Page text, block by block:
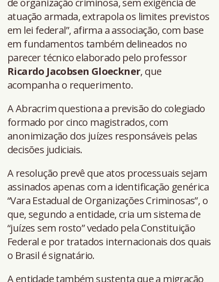
de organização criminosa, sem exigência de
atuação armada, extrapola os limites previstos
em lei federal”, afirma a associação, com base
em fundamentos também delineados no
parecer técnico elaborado pelo professor
Ricardo Jacobsen Gloeckner, que
acompanha o requerimento.
A Abracrim questiona a previsão do colegiado
formado por cinco magistrados, com
anonimização dos juízes responsáveis pelas
decisões judiciais.
A resolução prevê que atos processuais sejam
assinados apenas com a identificação genérica
“Vara Estadual de Organizações Criminosas”, o
que, segundo a entidade, cria um sistema de
“juízes sem rosto” vedado pela Constituição
Federal e por tratados internacionais dos quais
o Brasil é signatário.
A entidade também sustenta que a migração